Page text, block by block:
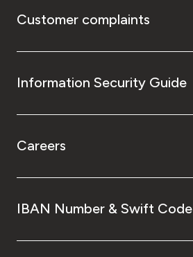
Customer complaints
Information Security Guide
Careers
IBAN Number & Swift Code